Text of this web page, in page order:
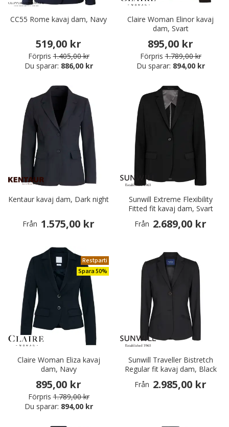
CC55 Rome kavaj dam, Navy
519,00 kr
Förpris 1.405,00 kr
Du sparar: 886,00 kr
Claire Woman Elinor kavaj
dam, Svart
895,00 kr
Förpris 1.789,00 kr
Du sparar: 894,00 kr
Kentaur kavaj dam, Dark night
Från 1.575,00 kr
Sunwill Extreme Flexibility
Fitted fit kavaj dam, Svart
Från 2.689,00 kr
Restparti
Spara 50%
Claire Woman Eliza kavaj
dam, Navy
895,00 kr
Förpris 1.789,00 kr
Du sparar: 894,00 kr
Sunwill Traveller Bistretch
Regular fit kavaj dam, Black
Från 2.985,00 kr